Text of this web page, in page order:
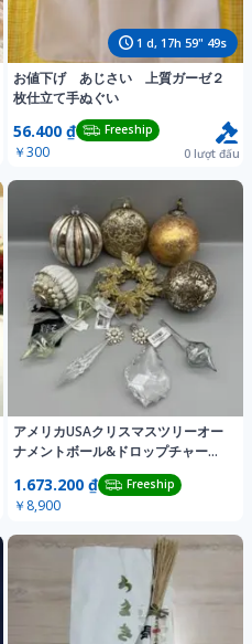
1 d, 17h 59" 46s
お値下げ あじさい 上質ガーゼ２
枚仕立て手ぬぐい
56.400 ₫ Freeship
￥300 0 lượt đấu
アメリカUSAクリスマスツリーオー
ナメントボール&ドロップチャーム
1.673.200 ₫ Freeship
￥8,900